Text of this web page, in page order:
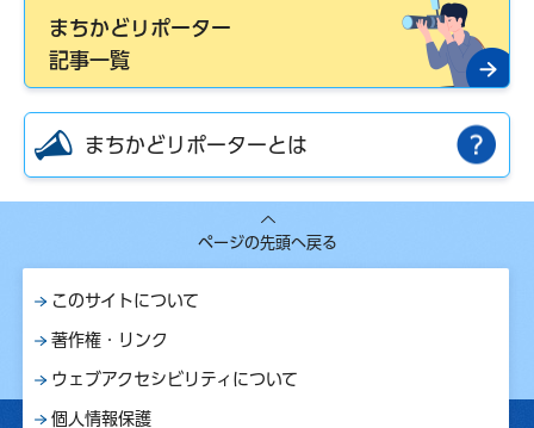
まちかどリポーター
記事一覧
まちかどリポーターとは
ページの先頭へ戻る
このサイトについて
著作権・リンク
ウェブアクセシビリティについて
個人情報保護